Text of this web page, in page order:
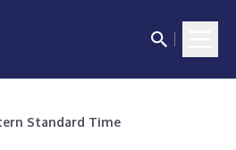
Standard Time